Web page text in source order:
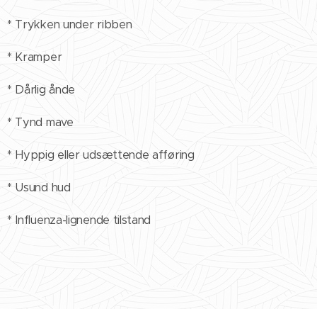
* Trykken under ribben
* Kramper
* Dårlig ånde
* Tynd mave
* Hyppig eller udsættende afføring
* Usund hud
* Influenza-lignende tilstand